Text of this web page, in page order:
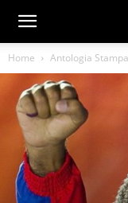
Home Antologia Stampa